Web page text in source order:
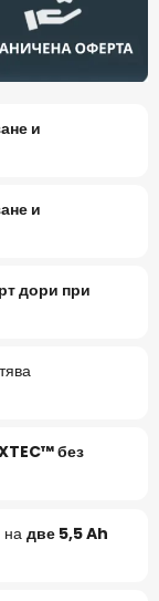
и
и
дори при
без
надве 5,5 Ah